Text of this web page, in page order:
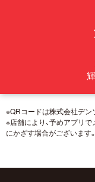
※QRコードは株式会社デン
※店舗により、予めアプリ
にかざす場合がございます